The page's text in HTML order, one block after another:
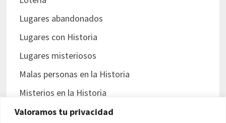
Valoramos tu privacidad
Lugares abandonados
Lugares con Historia
Lugares misteriosos
Malas personas en la Historia
Misterios en la Historia
Mujeres en la Historia